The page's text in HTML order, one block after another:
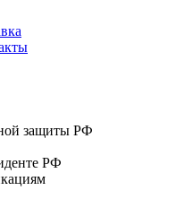
защиты РФ
РФ